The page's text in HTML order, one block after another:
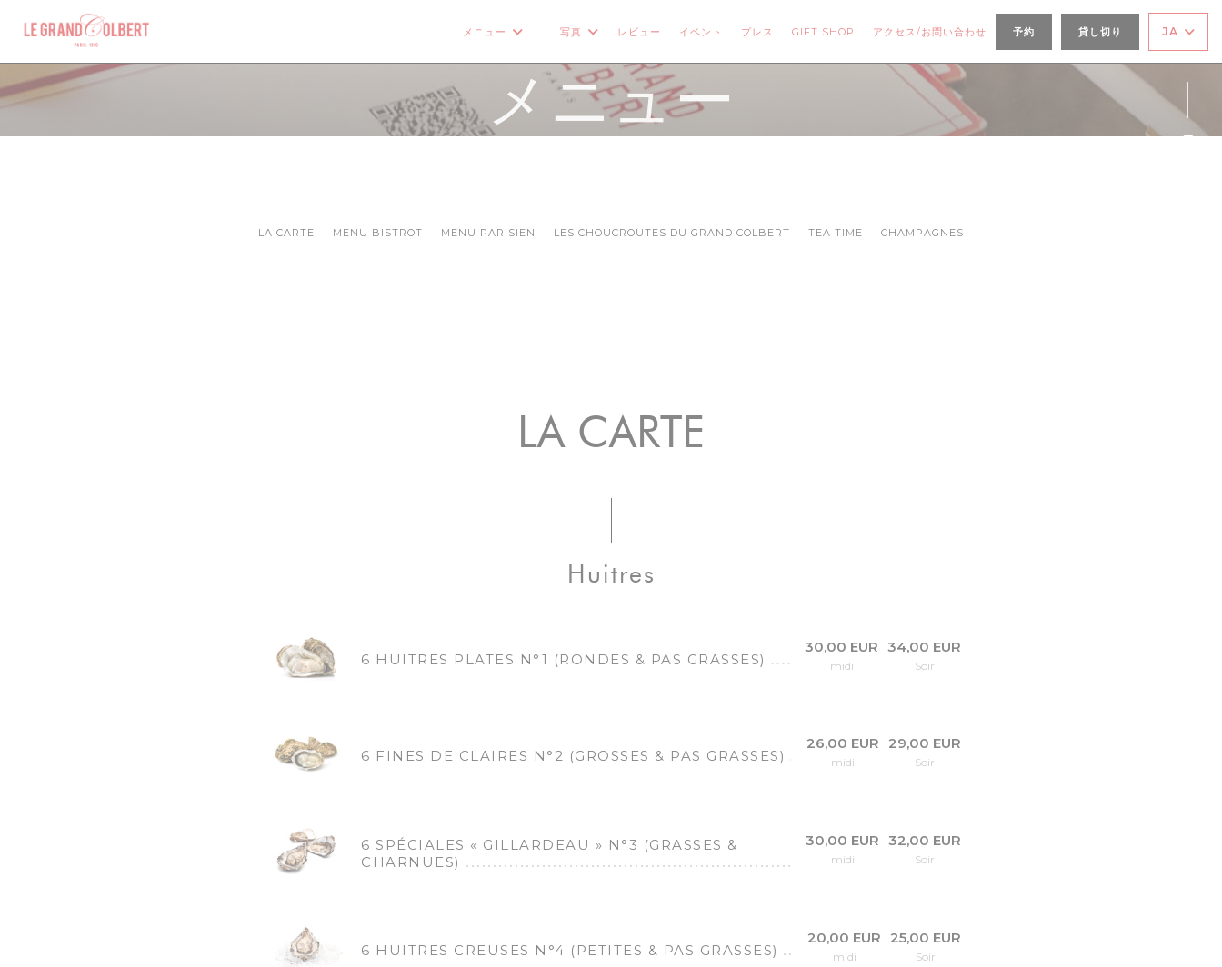
クッキー利用の管理について
メニュー 写真 レビュー イベント プレス
((新しいウィンドウで開きます))
GIFT SHOP ((新しいウィンドウで開きます))
アクセス/お問い合わせ 予約 貸し切り JA
メニュー
LA CARTE MENU BISTROT MENU PARISIEN LES CHOUCROUTES DU GRAND COLBERT TEA TIME CHAMPAGNES
LA CARTE
Huitres
6 HUITRES PLATES N°1 (RONDES & PAS GRASSES)
30,00 EUR
midi
34,00 EUR
Soir
6 FINES DE CLAIRES N°2 (GROSSES & PAS GRASSES)
26,00 EUR
midi
29,00 EUR
Soir
6 SPÉCIALES « GILLARDEAU » N°3 (GRASSES &
CHARNUES)
30,00 EUR
midi
32,00 EUR
Soir
6 HUITRES CREUSES N°4 (PETITES & PAS GRASSES)
20,00 EUR
midi
25,00 EUR
Soir